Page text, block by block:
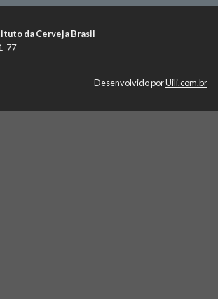
da Cerveja Brasil
77
Desenvolvido porUili.com.br